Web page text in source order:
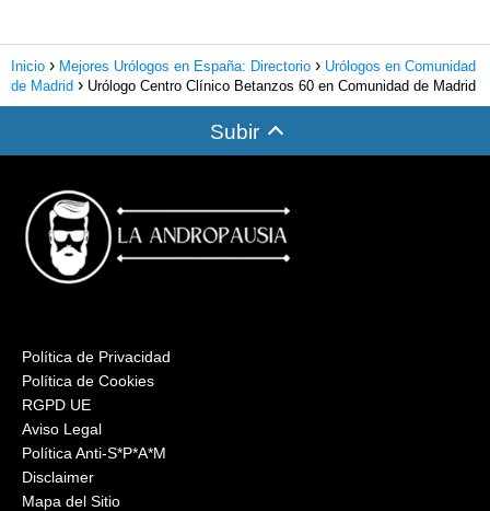
Inicio Mejores Urólogos en España: Directorio
Urólogos en Comunidad
de Madrid
Urólogo Centro Clínico Betanzos 60 en Comunidad de Madrid
Subir
Política de Privacidad
Política de Cookies
RGPD UE
Aviso Legal
Política Anti-S*P*A*M
Disclaimer
Mapa del Sitio